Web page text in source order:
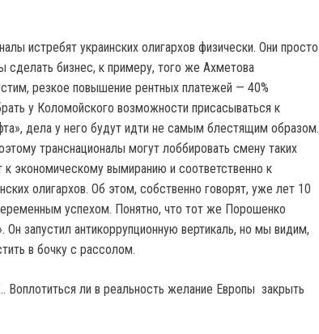
истребят украинских олигархов физически. Они просто
сделать бизнес, к примеру, того же Ахметова
резкое повышение рентных платежей — 40%
у Коломойского возможности присасываться к
дела у него будут идти не самым блестящим образом.
транснационалы могут лоббировать смену таких
к экономическому вымиранию и соответственно к
олигархов. Об этом, собственно говорят, уже лет 10
успехом. Понятно, что тот же Порошенко
Он запустил антикоррупционную вертикаль, но мы видим,
в бочку с рассолом.
Воплотиться ли в реальность желание Европы закрыть